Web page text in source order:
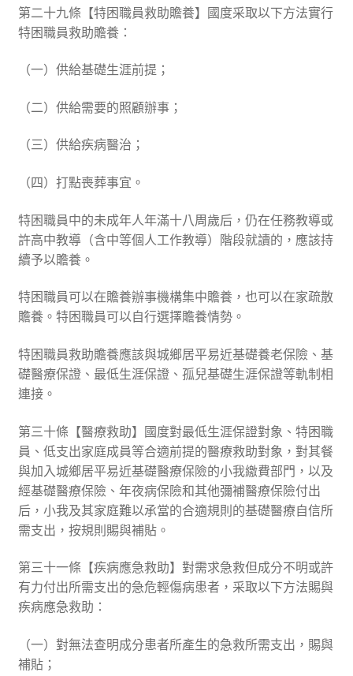
第二十九條【特困職員救助贍養】國度采取以下方法實行
特困職員救助贍養：
（一）供給基礎生涯前提；
（二）供給需要的照顧辦事；
（三）供給疾病醫治；
（四）打點喪葬事宜。
特困職員中的未成年人年滿十八周歲后，仍在任務教導或
許高中教導（含中等個人工作教導）階段就讀的，應該持
續予以贍養。
特困職員可以在贍養辦事機構集中贍養，也可以在家疏散
贍養。特困職員可以自行選擇贍養情勢。
特困職員救助贍養應該與城鄉居平易近基礎養老保險、基
礎醫療保證、最低生涯保證、孤兒基礎生涯保證等軌制相
連接。
第三十條【醫療救助】國度對最低生涯保證對象、特困職
員、低支出家庭成員等合適前提的醫療救助對象，對其餐
與加入城鄉居平易近基礎醫療保險的小我繳費部門，以及
經基礎醫療保險、年夜病保險和其他彌補醫療保險付出
后，小我及其家庭難以承當的合適規則的基礎醫療自信所
需支出，按規則賜與補貼。
第三十一條【疾病應急救助】對需求急救但成分不明或許
有力付出所需支出的急危輕傷病患者，采取以下方法賜與
疾病應急救助：
（一）對無法查明成分患者所產生的急救所需支出，賜與
補貼；